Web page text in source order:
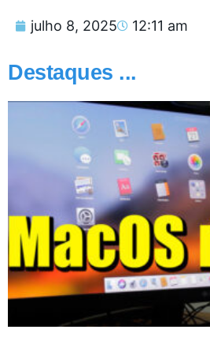
julho 8, 2025 12:11 am
Destaques ...